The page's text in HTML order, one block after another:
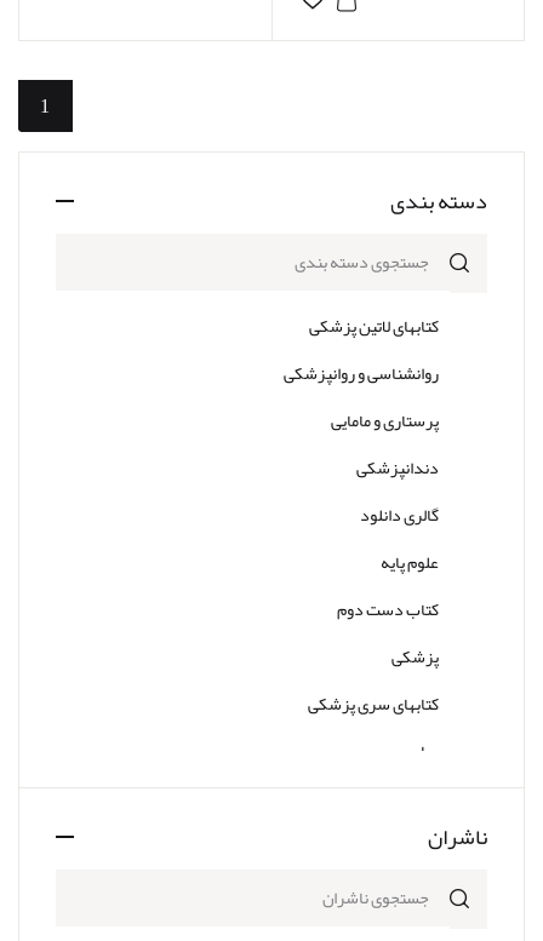
دسته بندی
کتابهای لاتین پزشکی
روانشناسی و روانپزشکی
پرستاری و مامایی
دندانپزشکی
گالری دانلود
علوم پایه
کتاب دست دوم
پزشکی
کتابهای سری پزشکی
سایر
ناشران
1